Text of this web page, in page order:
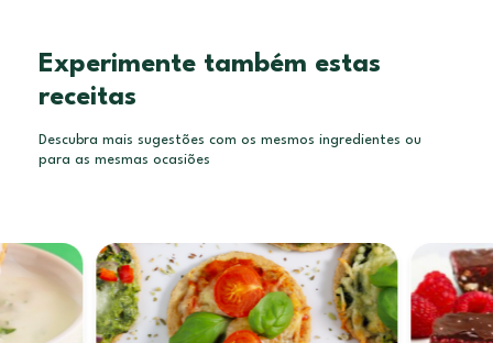
Experimente também estas
receitas
Descubra mais sugestões com os mesmos ingredientes ou
para as mesmas ocasiões